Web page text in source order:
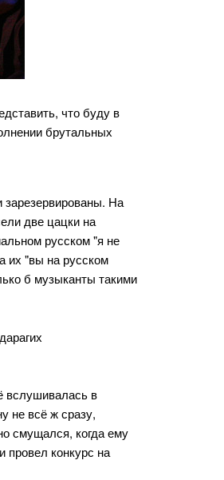
что буду в
брутальных
На
две цацки на
русском "я не
их "вы на русском
б музыканты такими
вслушивалась в
не всё ж сразу,
смущался, когда ему
провел конкурс на